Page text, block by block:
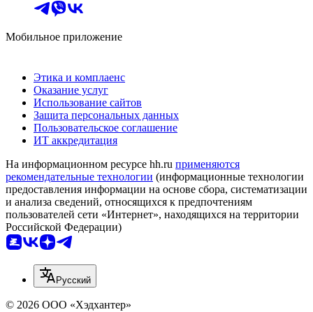
Мобильное приложение
Этика и комплаенс
Оказание услуг
Использование сайтов
Защита персональных данных
Пользовательское соглашение
ИТ аккредитация
На информационном ресурсе hh.ru применяются
рекомендательные технологии (информационные технологии
предоставления информации на основе сбора, систематизации
и анализа сведений, относящихся к предпочтениям
пользователей сети «Интернет», находящихся на территории
Российской Федерации)
Русский
© 2026 ООО «Хэдхантер»